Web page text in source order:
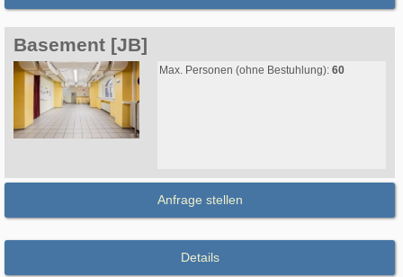
Basement [JB]
Max. Personen (ohne Bestuhlung): 60
Anfrage stellen
Details